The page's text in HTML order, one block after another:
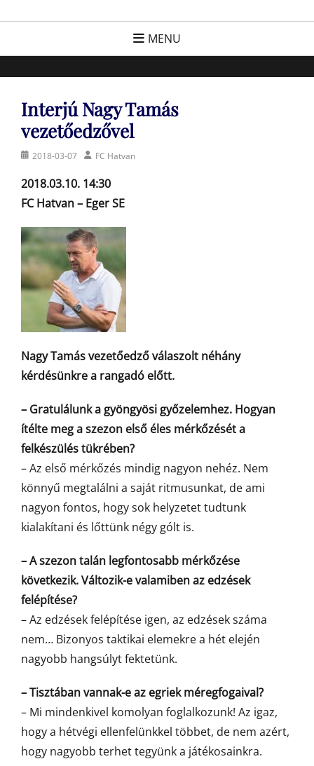
FC Hatvan
Egyesület a hatvani labdarúgásért, sportért!
MENU
Interjú Nagy Tamás
vezetőedzővel
Posted2018-03-07 AuthorFC Hatvan
2018.03.10. 14:30
FC Hatvan – Eger SE
Nagy Tamás vezetőedző válaszolt néhány
kérdésünkre a rangadó előtt.
– Gratulálunk a gyöngyösi győzelemhez. Hogyan
ítélte meg a szezon első éles mérkőzését a
felkészülés tükrében?
– Az első mérkőzés mindig nagyon nehéz. Nem
könnyű megtalálni a saját ritmusunkat, de ami
nagyon fontos, hogy sok helyzetet tudtunk
kialakítani és lőttünk négy gólt is.
– A szezon talán legfontosabb mérkőzése
következik. Változik-e valamiben az edzések
felépítése?
– Az edzések felépítése igen, az edzések száma
nem… Bizonyos taktikai elemekre a hét elején
nagyobb hangsúlyt fektetünk.
– Tisztában vannak-e az egriek méregfogaival?
– Mi mindenkivel komolyan foglalkozunk! Az igaz,
hogy a hétvégi ellenfelünkkel többet, de nem azért,
hogy nagyobb terhet tegyünk a játékosainkra.